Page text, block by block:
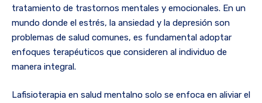
tratamiento de trastornos mentales y emocionales. En un
mundo donde el estrés, la ansiedad y la depresión son
problemas de salud comunes, es fundamental adoptar
enfoques terapéuticos que consideren al individuo de
manera integral.
Lafisioterapia en salud mentalno solo se enfoca en aliviar el